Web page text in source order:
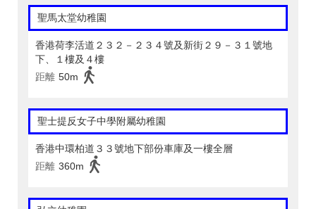
聖馬太堂幼稚園
香港荷李活道２３２－２３４號及新街２９－３１號地
下、１樓及４樓
距離 50m
聖士提反女子中學附屬幼稚園
香港中環柏道３３號地下部份車庫及一樓全層
距離 360m